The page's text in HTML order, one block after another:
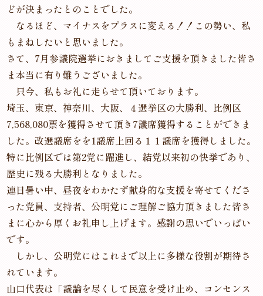
どが決まったとのことでした。
なるほど、マイナスをプラスに変える！！この勢い、私
もまねしたいと思いました。
さて、7月参議院選挙におきましてご支援を頂きました皆さ
ま本当に有り難うございました。
只今、私もお礼に走らせて頂いております。
埼玉、東京、神奈川、大阪、４選挙区の大勝利、比例区
7,568,080票を獲得させて頂き7議席獲得することができま
した。改選議席をを1議席上回る１１議席を獲得しました。
特に比例区では第2党に躍進し、結党以来初の快挙であり、
歴史に残る大勝利となりました。
連日暑い中、昼夜をわかたず献身的な支援を寄せてくださ
った党員、支持者、公明党にご理解ご協力頂きました皆さ
まに心から厚くお礼申し上げます。感謝の思いでいっぱい
です。
しかし、公明党にはこれまで以上に多様な役割が期待さ
れています。
山口代表は「議論を尽くして民意を受け止め、コンセンス